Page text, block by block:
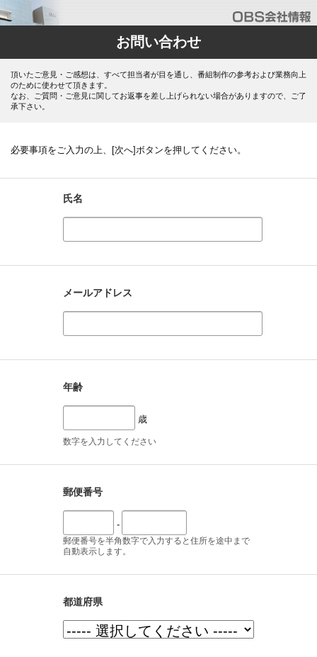
お問い合わせ
頂いたご意見・ご感想は、すべて担当者が目を通し、番組制作の参考および業務向上
のために使わせて頂きます。
なお、ご質問・ご意見に関してお返事を差し上げられない場合がありますので、ご了
承下さい。
必要事項をご入力の上、[次へ]ボタンを押してください。
氏名
メールアドレス
年齢
歳
数字を入力してください
郵便番号
-
郵便番号を半角数字で入力すると住所を途中まで
自動表示します。
都道府県